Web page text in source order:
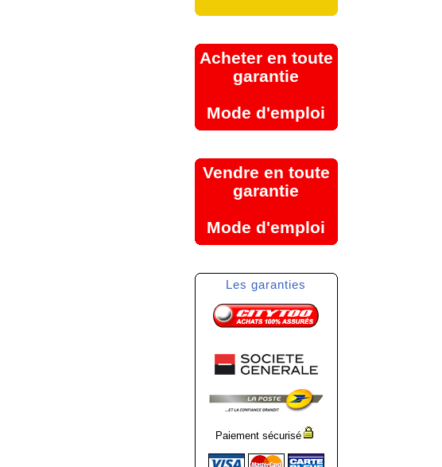
Acheter en toute
garantie
Mode d'emploi
Vendre en toute
garantie
Mode d'emploi
Les garanties
Paiement sécurisé